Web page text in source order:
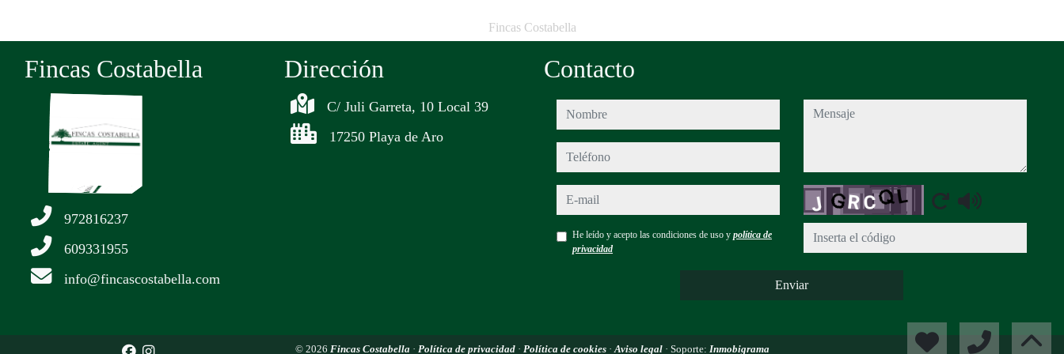
Fincas Costabella
Fincas Costabella
972816237
609331955
info@fincascostabella.com
Dirección
C/ Juli Garreta, 10 Local 39
17250 Playa de Aro
Contacto
nombre
teléfono
e-mail
He leído y acepto las condiciones de uso y política de
privacidad
mensaje
Captcha
Enviar
© 2026 Fincas Costabella · Política de privacidad · Política de cookies ·Aviso legal · Soporte: Inmobigrama